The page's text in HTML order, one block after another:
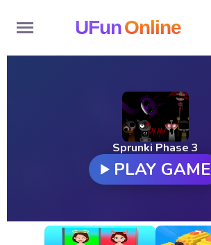
UFunOnline
New
Sprunki Phase 3
PLAY GAME